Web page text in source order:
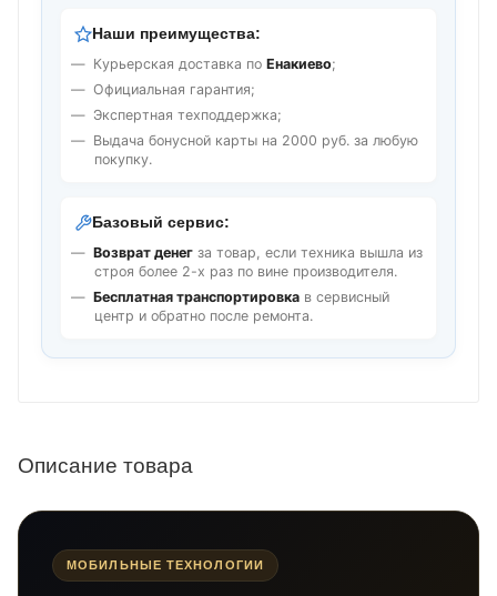
Наши преимущества:
Курьерская доставка по Енакиево;
Официальная гарантия;
Экспертная техподдержка;
Выдача бонусной карты на 2000 руб. за любую
покупку.
Базовый сервис:
Возврат денег за товар, если техника вышла из
строя более 2-х раз по вине производителя.
Бесплатная транспортировка в сервисный
центр и обратно после ремонта.
Описание товара
МОБИЛЬНЫЕ ТЕХНОЛОГИИ